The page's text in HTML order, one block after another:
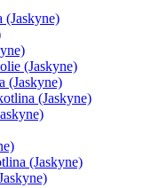
(Jaskyne)
(Jaskyne)
(Jaskyne)
(Jaskyne)
(Jaskyne)